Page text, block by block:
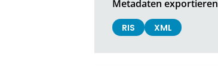
Metadaten exportieren
RIS XML